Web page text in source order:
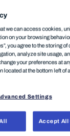
we can access cookies,
on your browsing
you agree to the storing of
analyze site usage,
your preferences at
located at the bottom left of
Settings
Accept All